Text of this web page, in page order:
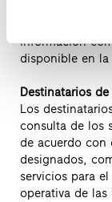
Este sitio
información
disponible en la
Destinatarios
Los
consulta de los
de acuerdo con
designados,
servicios para
operativa de